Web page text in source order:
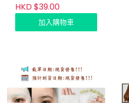
HKD $39.00
加入購物車